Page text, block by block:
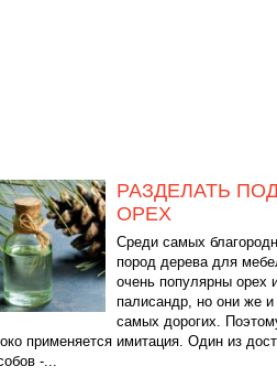
РАЗДЕЛАТЬ
ОРЕХ
Среди самых
пород дерева для
очень популярны орех
палисандр, но они же и
самых дорогих.
применяется имитация. Один из
-...